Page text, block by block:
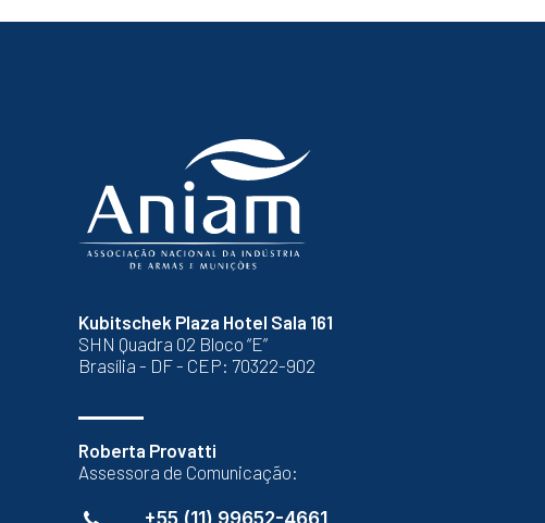
Kubitschek Plaza Hotel Sala 161
SHN Quadra 02 Bloco “E”
Brasília - DF - CEP: 70322-902
Roberta Provatti
Assessora de Comunicação:
+55 (11) 99652-4661